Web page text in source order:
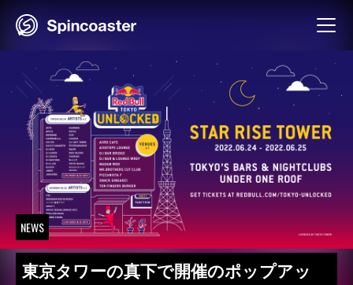
NEWS
東京タワーの真下で開催のポップアッ